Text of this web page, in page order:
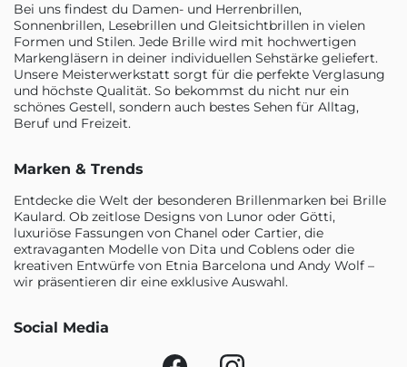
Bei uns findest du Damen- und Herrenbrillen,
Sonnenbrillen, Lesebrillen und Gleitsichtbrillen in vielen
Formen und Stilen. Jede Brille wird mit hochwertigen
Markengläsern in deiner individuellen Sehstärke geliefert.
Unsere Meisterwerkstatt sorgt für die perfekte Verglasung
und höchste Qualität. So bekommst du nicht nur ein
schönes Gestell, sondern auch bestes Sehen für Alltag,
Beruf und Freizeit.
Marken & Trends
Entdecke die Welt der besonderen Brillenmarken bei Brille
Kaulard. Ob zeitlose Designs von Lunor oder Götti,
luxuriöse Fassungen von Chanel oder Cartier, die
extravaganten Modelle von Dita und Coblens oder die
kreativen Entwürfe von Etnia Barcelona und Andy Wolf –
wir präsentieren dir eine exklusive Auswahl.
Social Media